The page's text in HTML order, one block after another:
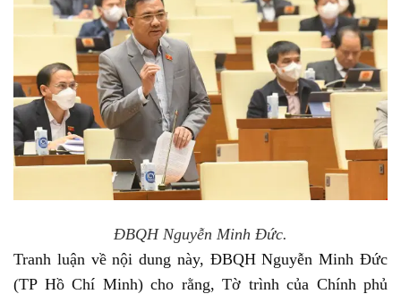
ĐBQH Nguyễn Minh Đức.
Tranh luận về nội dung này, ĐBQH Nguyễn Minh Đức
(TP Hồ Chí Minh) cho rằng, Tờ trình của Chính phủ